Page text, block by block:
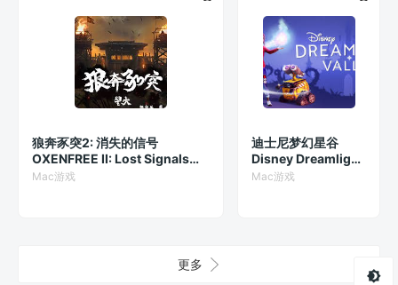
狼奔豕突2: 消失的信号
OXENFREE II: Lost Signals
Mac版 创新冒险游戏
Mac游戏
迪士尼梦幻星谷
Disney Dreamlight
Valley Mac版 模拟
Mac游戏
更多